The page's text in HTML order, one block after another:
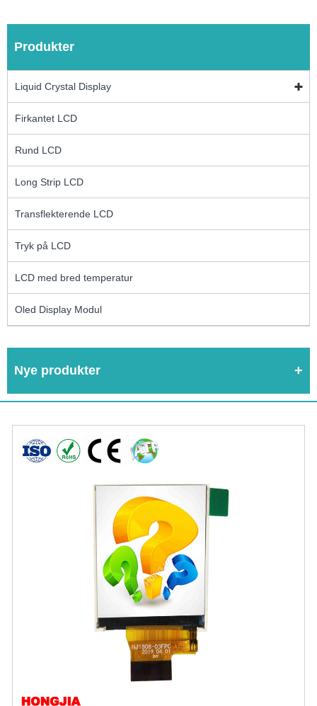
Produkter
Liquid Crystal Display
Firkantet LCD
Rund LCD
Long Strip LCD
Transflekterende LCD
Tryk på LCD
LCD med bred temperatur
Oled Display Modul
Nye produkter